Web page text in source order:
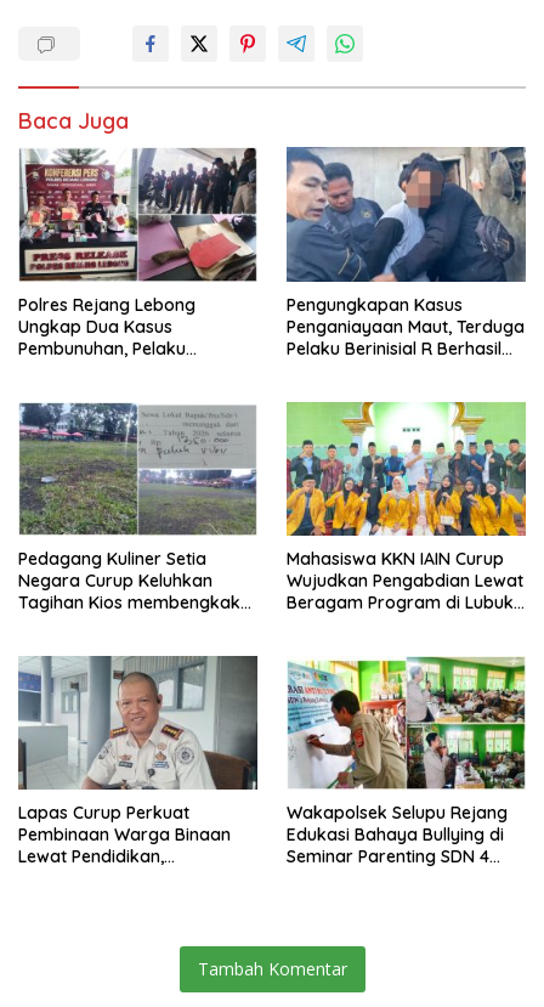
Baca Juga
Polres Rejang Lebong
Ungkap Dua Kasus
Pembunuhan, Pelaku
Pengungkapan Kasus
Penganiayaan Maut, Terduga
Pelaku Berinisial R Berhasil
Pedagang Kuliner Setia
Negara Curup Keluhkan
Tagihan Kios membengkak
Mahasiswa KKN IAIN Curup
Wujudkan Pengabdian Lewat
Beragam Program di Lubuk
Lapas Curup Perkuat
Pembinaan Warga Binaan
Lewat Pendidikan,
Wakapolsek Selupu Rejang
Edukasi Bahaya Bullying di
Seminar Parenting SDN 4
Tambah Komentar